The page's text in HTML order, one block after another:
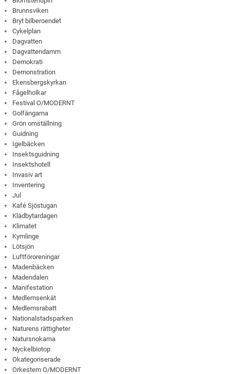
Brunnsviken
Bryt bilberoendet
Cykelplan
Dagvatten
Dagvattendamm
Demokrati
Demonstration
Ekensbergskyrkan
Fågelholkar
Festival O/MODERNT
Golfängarna
Grön omställning
Guidning
Igelbäcken
Insektsguidning
Insektshotell
Invasiv art
Inventering
Jul
Kafé Sjöstugan
Klädbytardagen
Klimatet
Kymlinge
Lötsjön
Luftföroreningar
Madenbäcken
Madendalen
Manifestation
Medlemsenkät
Medlemsrabatt
Nationalstadsparken
Naturens rättigheter
Natursnokarna
Nyckelbiotop
Okategoriserade
Orkestern O/MODERNT